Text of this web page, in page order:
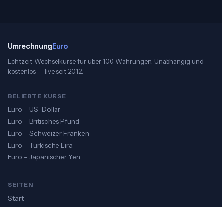
UmrechnungEuro
Echtzeit-Wechselkurse für über 100 Währungen. Unabhängig und
kostenlos — live seit 2012.
BELIEBTE KURSE
Euro – US-Dollar
Euro – Britisches Pfund
Euro – Schweizer Franken
Euro – Türkische Lira
Euro – Japanischer Yen
SEITEN
Start